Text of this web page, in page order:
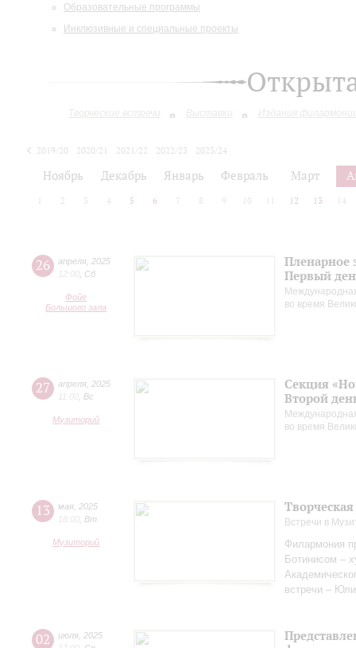
Образовательные программы
Инклюзивные и специальные проекты
Творческие встречи Выставки Издания
2019/20 2020/21 2021/22 2022/23
2023/24
Ноябрь Декабрь Январь Февраль Март
2 3 4 5 6 7 8 9 10 12 13 14
26 апреля 2025
12:00 Сб
Фойе
Большого зала
Пленарное
Первый
во время
27 апреля 2025
11:00 Вс
Музиторий
Секция
Второй
во время
13 мая 2025
18:00 Вт
Музиторий
Встречи в
Филармония
Ботинисом –
встречи –
02 июля 2025